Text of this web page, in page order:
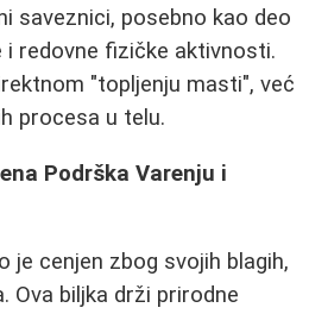
saveznici, posebno kao deo
i redovne fizičke aktivnosti.
"topljenju masti", već
procesa u telu.
Podrška Varenju i
je cenjen zbog svojih blagih,
Ova biljka drži prirodne